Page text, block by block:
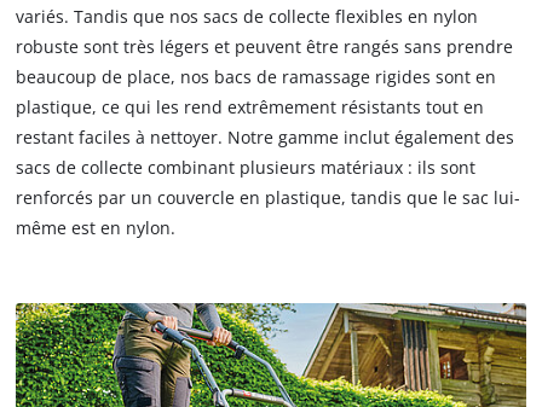
variés. Tandis que nos sacs de collecte flexibles en nylon
robuste sont très légers et peuvent être rangés sans prendre
beaucoup de place, nos bacs de ramassage rigides sont en
plastique, ce qui les rend extrêmement résistants tout en
restant faciles à nettoyer. Notre gamme inclut également des
sacs de collecte combinant plusieurs matériaux : ils sont
renforcés par un couvercle en plastique, tandis que le sac lui-
même est en nylon.